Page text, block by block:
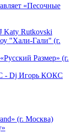
«Песочные
Rutkovski
"Хали-Гали" (г.
Размер» (г.
- Dj Игорь КОКС
(г. Москва)